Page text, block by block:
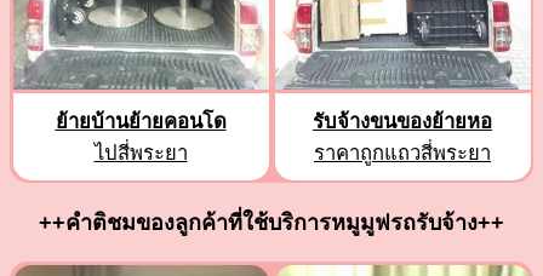
ย้ายบ้านย้ายคอนโด
ไปสี่พระยา
รับจ้างขนของย้ายหอ
ราคาถูกแถวสี่พระยา
++คำติชมของลูกค้าที่ใช้บริการหมูมูฟรถรับจ้าง++